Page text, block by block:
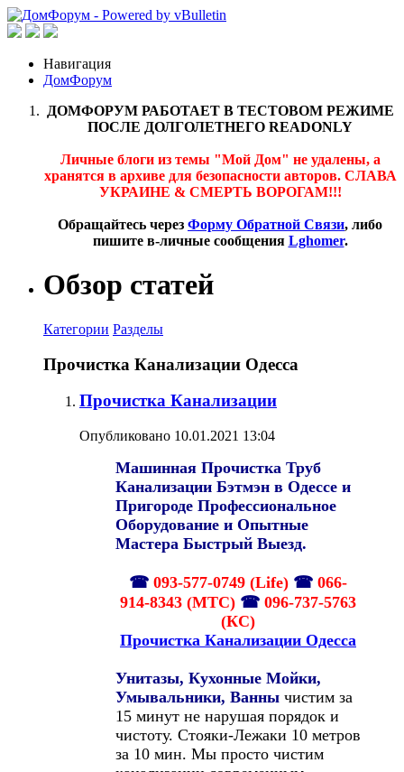
Навигация
ДомФорум
ДОМФОРУМ РАБОТАЕТ В ТЕСТОВОМ РЕЖИМЕ
ПОСЛЕ ДОЛГОЛЕТНЕГО READONLY
Личные блоги из темы "Мой Дом" не удалены, а
хранятся в архиве для безопасности авторов. СЛАВА
УКРАИНЕ & СМЕРТЬ ВОРОГАМ!!!
Обращайтесь через Форму Обратной Связи, либо
пишите в-личные сообщения Lghomer.
Обзор статей
Категории Разделы
Прочистка Канализации Одесса
Прочистка Канализации
Опубликовано 10.01.2021 13:04
Машинная Прочистка Труб
Канализации Бэтмэн в Одессе и
Пригороде Профессиональное
Оборудование и Опытные
Мастера Быстрый Выезд.
☎ 093-577-0749 (Life) ☎ 066-
914-8343 (МТС) ☎ 096-737-5763
(КС)
Прочистка Канализации Одесса
Унитазы, Кухонные Мойки,
Умывальники, Ванны чистим за
15 минут не нарушая порядок и
чистоту. Стояки-Лежаки 10 метров
за 10 мин. Мы просто чистим